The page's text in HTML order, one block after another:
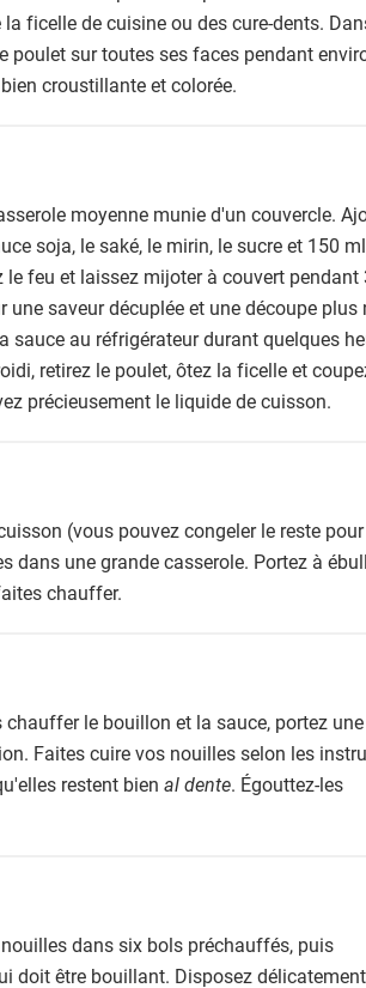
ficelle de cuisine ou des cure-dents.
poulet sur toutes ses faces pendant
croustillante et colorée.
moyenne munie d'un couvercle.
soja, le saké, le mirin, le sucre et 150
feu et laissez mijoter à couvert pendant
saveur décuplée et une découpe plus
sauce au réfrigérateur durant quelques
retirez le poulet, ôtez la ficelle et
précieusement le liquide de cuisson.
(vous pouvez congeler le reste
dans une grande casserole. Portez à
chauffer.
le bouillon et la sauce, portez une
Faites cuire vos nouilles selon les
restent bien al dente. Égouttez-les
dans six bols préchauffés, puis
doit être bouillant. Disposez